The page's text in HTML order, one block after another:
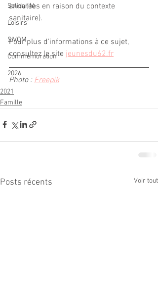
Solidarité
Loisirs
SIVOM
Commémoration
2026
annulées en raison du contexte
sanitaire).
Pour plus d'informations à ce sujet,
consultez le site jeunesdu62.fr
Photo : Freepik
2021
Famille
Posts récents Voir tout